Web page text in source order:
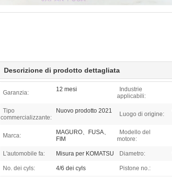
Descrizione di prodotto dettagliata
Garanzia: 12 mesi
Industrie
applicabili:
Tipo
commercializzante:
Nuovo prodotto 2021 Luogo di origine:
Marca:
MAGURO、FUSA、
FIM
Modello del
motore:
L'automobile fa: Misura per KOMATSU Diametro:
No. dei cyls: 4/6 dei cyls Pistone no.: